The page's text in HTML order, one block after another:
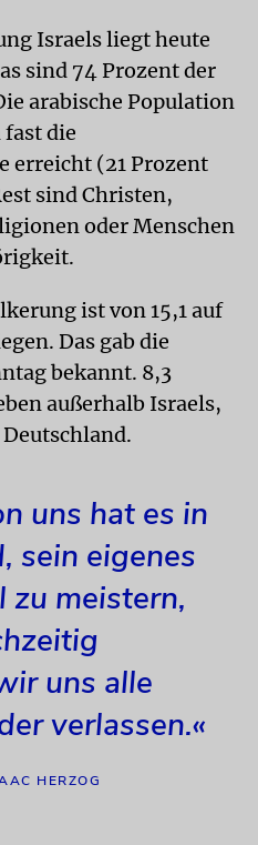
Israels liegt heute
sind 74 Prozent der
arabische Population
die
erreicht (21 Prozent
sind Christen,
oder Menschen
ist von 15,1 auf
Das gab die
bekannt. 8,3
außerhalb Israels,
uns hat es in
sein eigenes
zu meistern,
uns alle
verlassen.«
HERZOG